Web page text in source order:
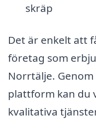
skräp
Det är enkelt att
företag som
Norrtälje.
plattform kan du
kvalitativa